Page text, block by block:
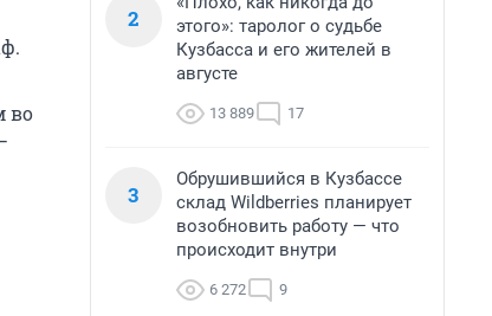
во
2
этого»: таролог о судьбе
Кузбасса и его жителей в
августе
13 889 17
3
Обрушившийся в Кузбассе
склад Wildberries планирует
возобновить работу — что
происходит внутри
6 272 9